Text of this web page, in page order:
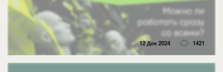
12 Дек 2024 1421